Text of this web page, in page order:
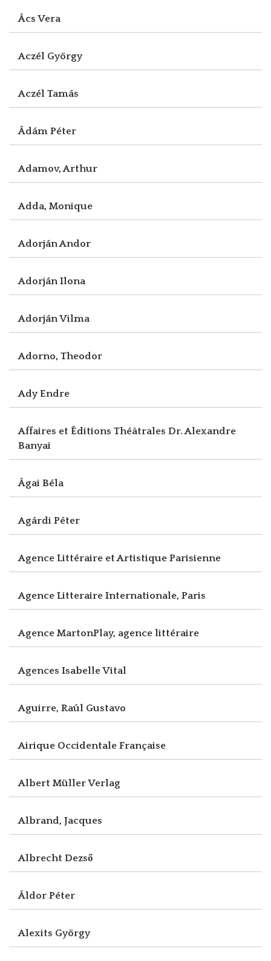
Ács Vera
Aczél György
Aczél Tamás
Ádám Péter
Adamov, Arthur
Adda, Monique
Adorján Andor
Adorján Ilona
Adorján Vilma
Adorno, Theodor
Ady Endre
Affaires et Éditions Théâtrales Dr. Alexandre
Banyai
Ágai Béla
Agárdi Péter
Agence Littéraire et Artistique Parisienne
Agence Litteraire Internationale, Paris
Agence MartonPlay, agence littéraire
Agences Isabelle Vital
Aguirre, Raúl Gustavo
Airique Occidentale Française
Albert Müller Verlag
Albrand, Jacques
Albrecht Dezső
Áldor Péter
Alexits György